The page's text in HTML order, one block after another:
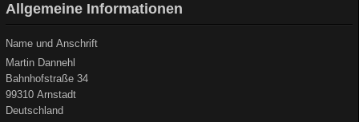
Allgemeine Informationen
Name und Anschrift
Martin Dannehl
Bahnhofstraße 34
99310 Arnstadt
Deutschland